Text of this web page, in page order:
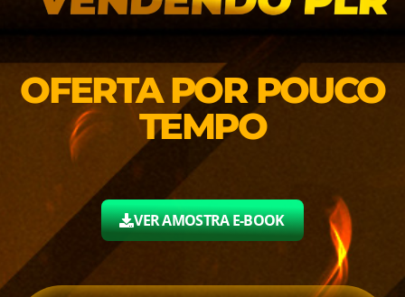
OFERTA POR POUCO
TEMPO
VER AMOSTRA E-BOOK